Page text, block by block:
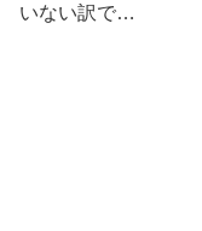
いない訳で…